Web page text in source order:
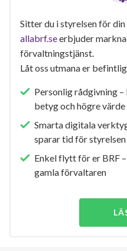
Sitter du i styrelsen för
allabrf.seerbjuder
förvaltningstjänst.
Låt oss utmana er
Personlig rådgivning
betyg och högre
Smarta digitala
sparar tid för styrelsen
Enkel flytt för er BRF
gamla förvaltaren